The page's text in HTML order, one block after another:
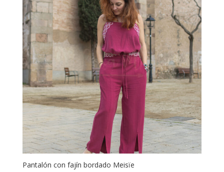
Pantalón con fajín bordado Meisïe